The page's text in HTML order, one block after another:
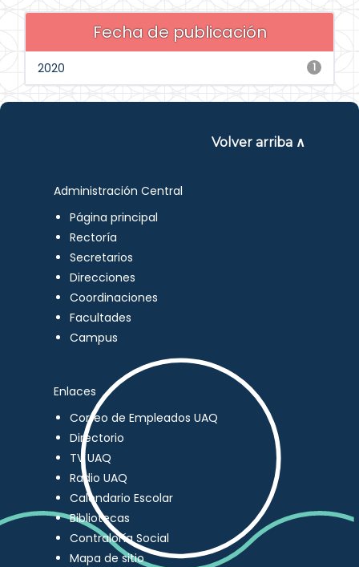
Fecha de publicación
1
2020
Volver arriba ∧
Administración Central
Página principal
Rectoría
Secretarios
Direcciones
Coordinaciones
Facultades
Campus
Enlaces
Correo de Empleados UAQ
Directorio
TV UAQ
Radio UAQ
Calendario Escolar
Bibliotecas
Contraloría Social
Mapa de sitio